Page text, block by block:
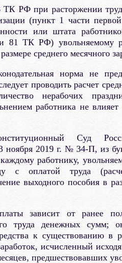
ТК РФ при расторжении
(пункт 1 части
или штата
81 ТК РФ) увольняемому
среднего месячного
норма не
проводить расчет
нерабочих
работника не влияет
Суд
ноября 2019 г. № 34-П, из
работнику,
с оплатой труда
выходного пособия в
зависит от ранее
труда денежных сумм;
к существованию в
исчисленный
предшествовавших